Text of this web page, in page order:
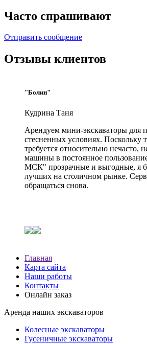
Часто спрашивают
Отправить сообщение
Отзывы клиентов
"Болин"
Кудрина Таня
Арендуем мини-экскаваторы для
стесненных условиях. Поскольку
требуется относительно нечасто,
машины в постоянное
МСК" прозрачные и выгодные, я
лучших на столичном рынке.
обращаться снова.
Главная
Карта сайта
Наши работы
Контакты
Онлайн заказ
Аренда наших экскаваторов
Колесные экскаваторы
Гусеничные экскаваторы